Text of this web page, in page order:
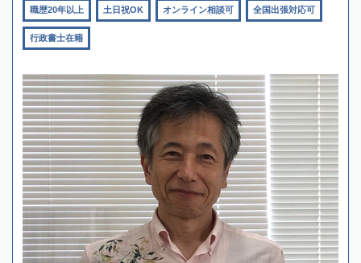
職歴20年以上 土日祝OK オンライン相談可 全国出張対応可
行政書士在籍